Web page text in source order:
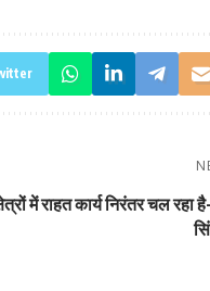
में राहत कार्य निरंतर चल रहा